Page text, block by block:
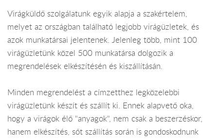
Virágküldő szolgálatunk egyik alapja a szakértelem,
melyet az országban található legjobb virágüzletek, és
azok munkatársai jelentenek. Jelenleg több, mint 100
virágüzletünk közel 500 munkatársa dolgozik a
megrendelések elkészítésén és kiszállításán.
Minden megrendelést a címzetthez legközelebbi
virágüzletünk készít és szállít ki. Ennek alapvető oka,
hogy a virágok élő "anyagok", nem csak a beszerzéskor,
hanem elkészítés, sőt szállítás során is gondoskodnunk